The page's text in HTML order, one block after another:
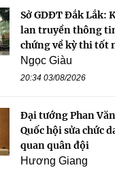
Sở GDĐT Đắk Lắk:
lan truyền thông
chứng về kỳ thi tốt
Ngọc Giàu
20:34 03/08/2026
Đại tướng Phan
Quốc hội sửa chức
quan quân đội
Hương Giang